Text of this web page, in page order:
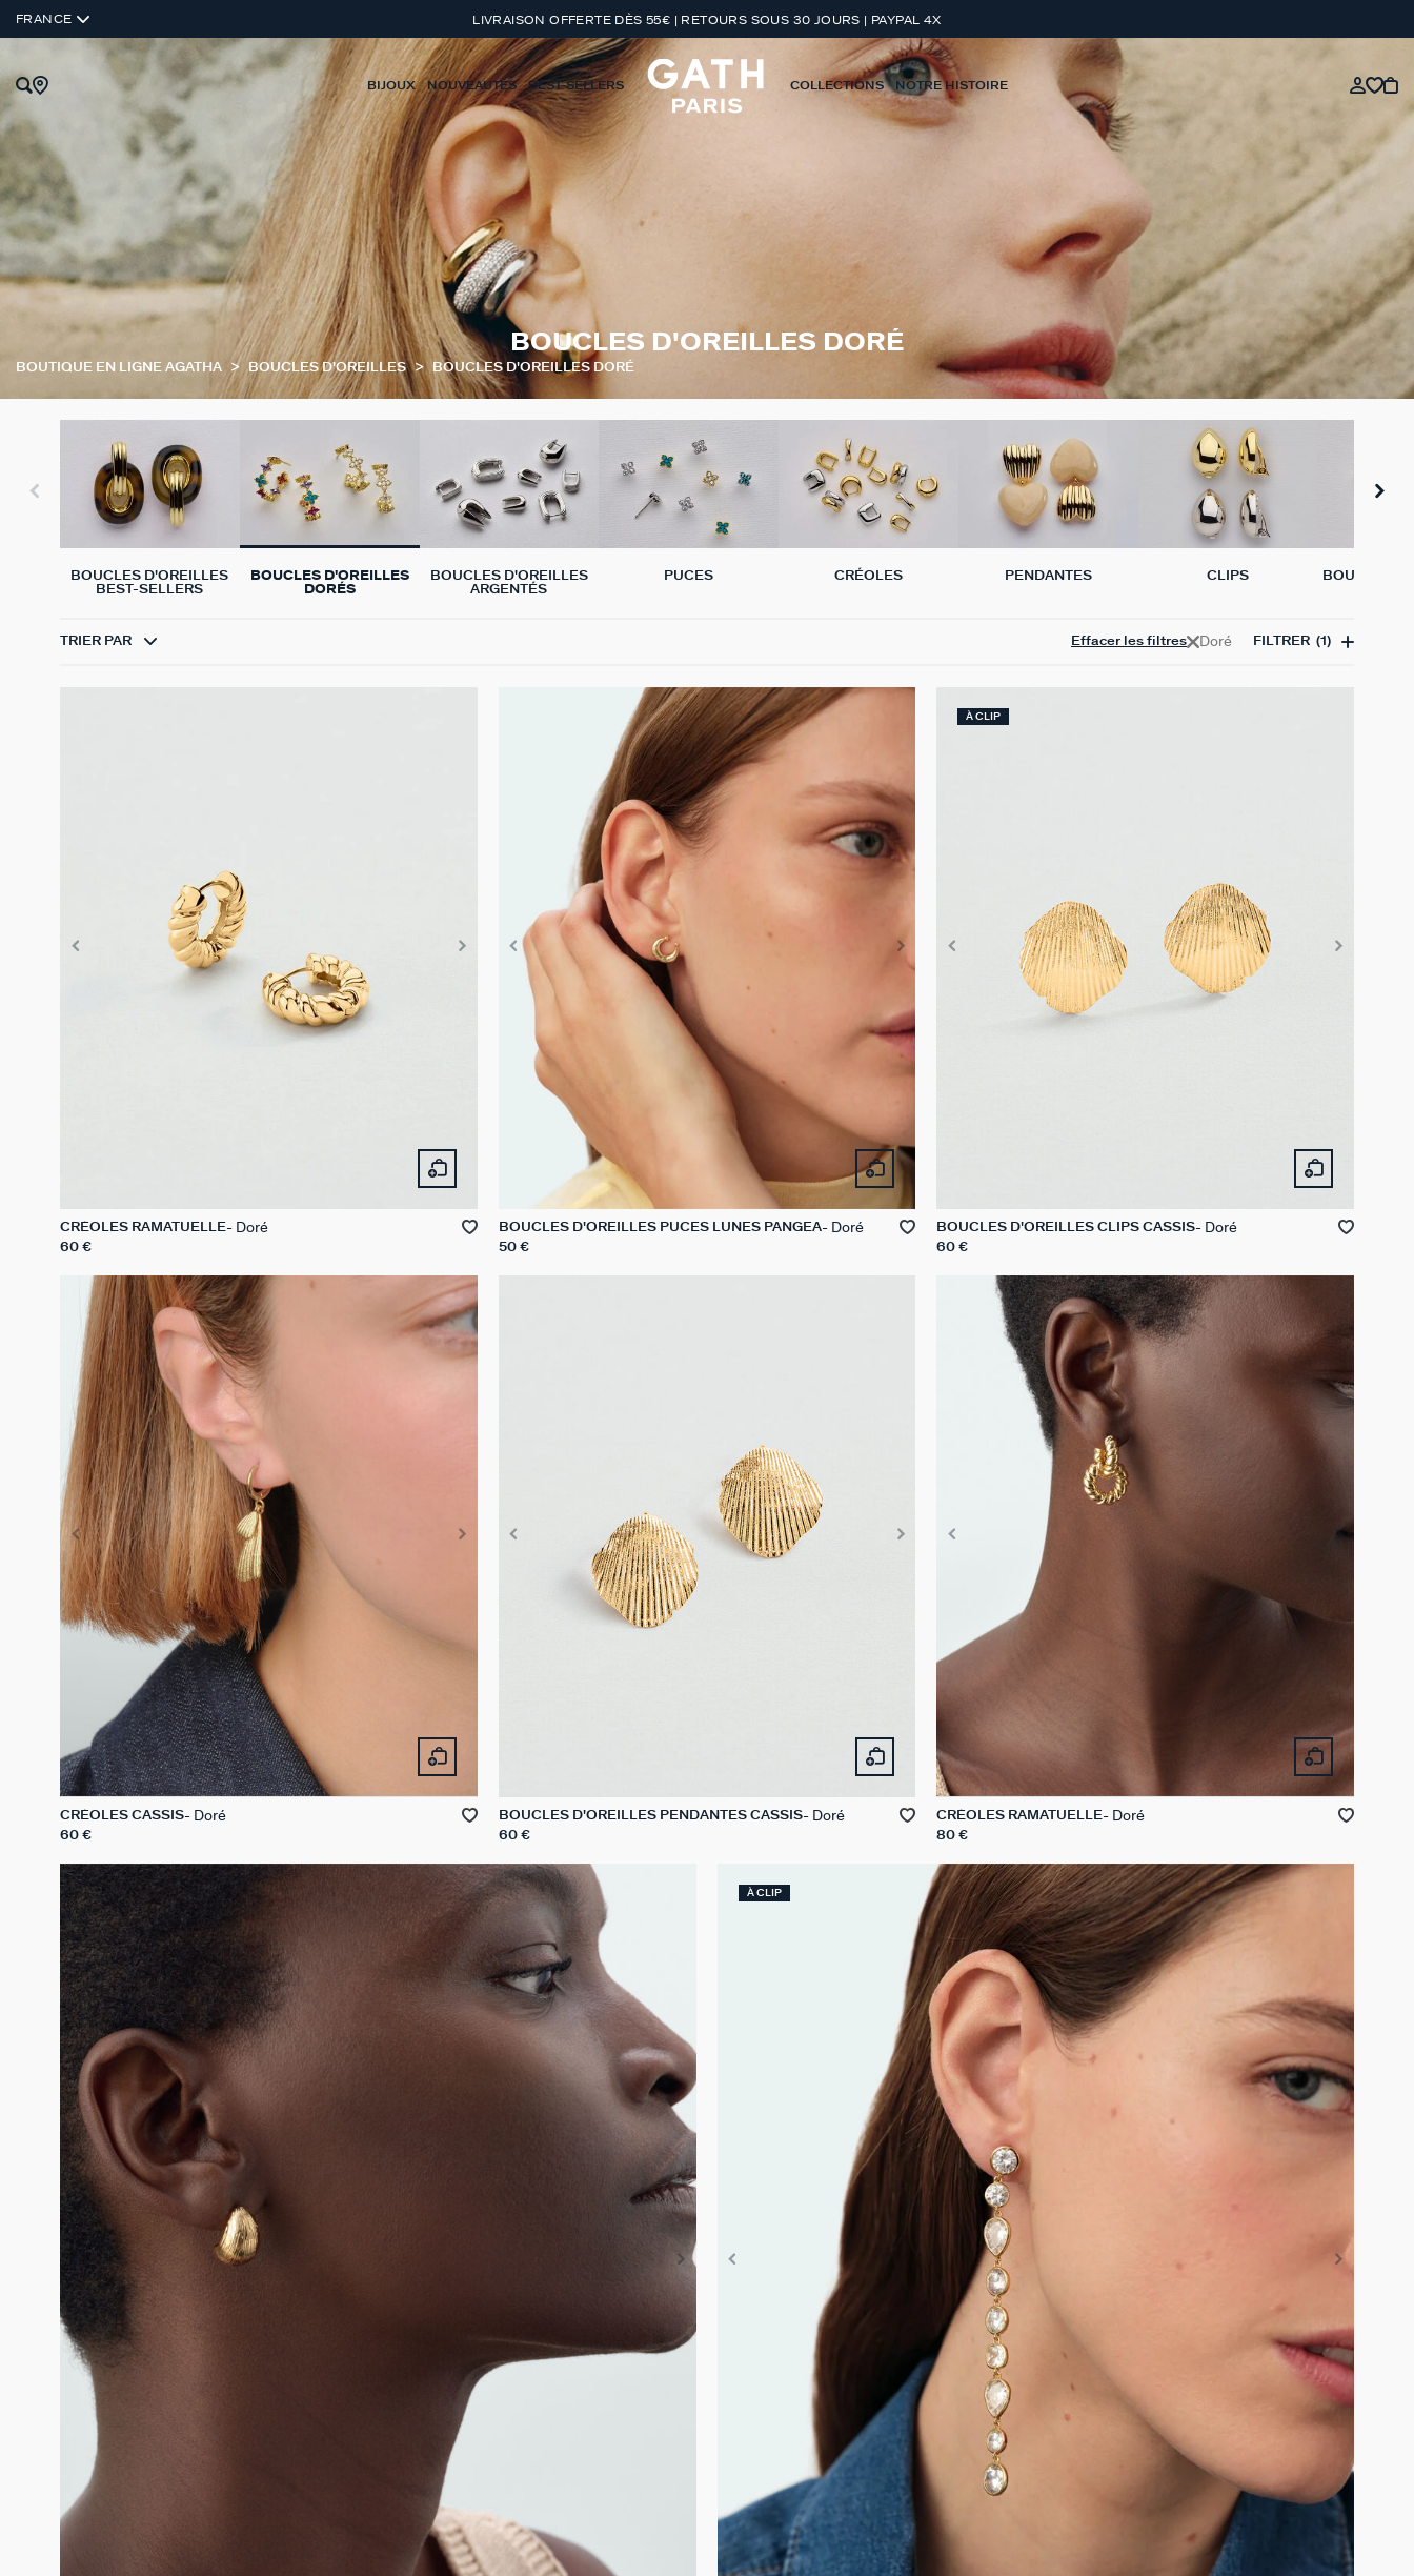
FRANCE LIVRAISON OFFERTE DÈS 55€ | RETOURS SOUS 30 JOURS | PAYPAL 4X
BIJOUX NOUVEAUTÉS BEST-SELLERS COLLECTIONS NOTRE HISTOIRE
BOUCLES D'OREILLES DORÉ
BOUCLES D'OREILLES
BEST-SELLERS
BOUCLES D'OREILLES
DORÉS
BOUCLES D'OREILLES
ARGENTÉS
PUCES CRÉOLES PENDANTES CLIPS
BOUCLES
BOUTIQUE EN LIGNE AGATHA BOUCLES D'OREILLES BOUCLES D'OREILLES DORÉ
TRIER PAR Doré
Effacer les filtres FILTRER (1)
CRÉOLES RAMATUELLE Doré
60 €
BOUCLES D'OREILLES PUCES LUNES PANGEA Doré
50 €
À CLIP
BOUCLES D'OREILLES CLIPS CASSIS Doré
60 €
CRÉOLES CASSIS Doré
60 €
BOUCLES D'OREILLES PENDANTES CASSIS Doré
60 €
CRÉOLES RAMATUELLE Doré
80 €
À CLIP